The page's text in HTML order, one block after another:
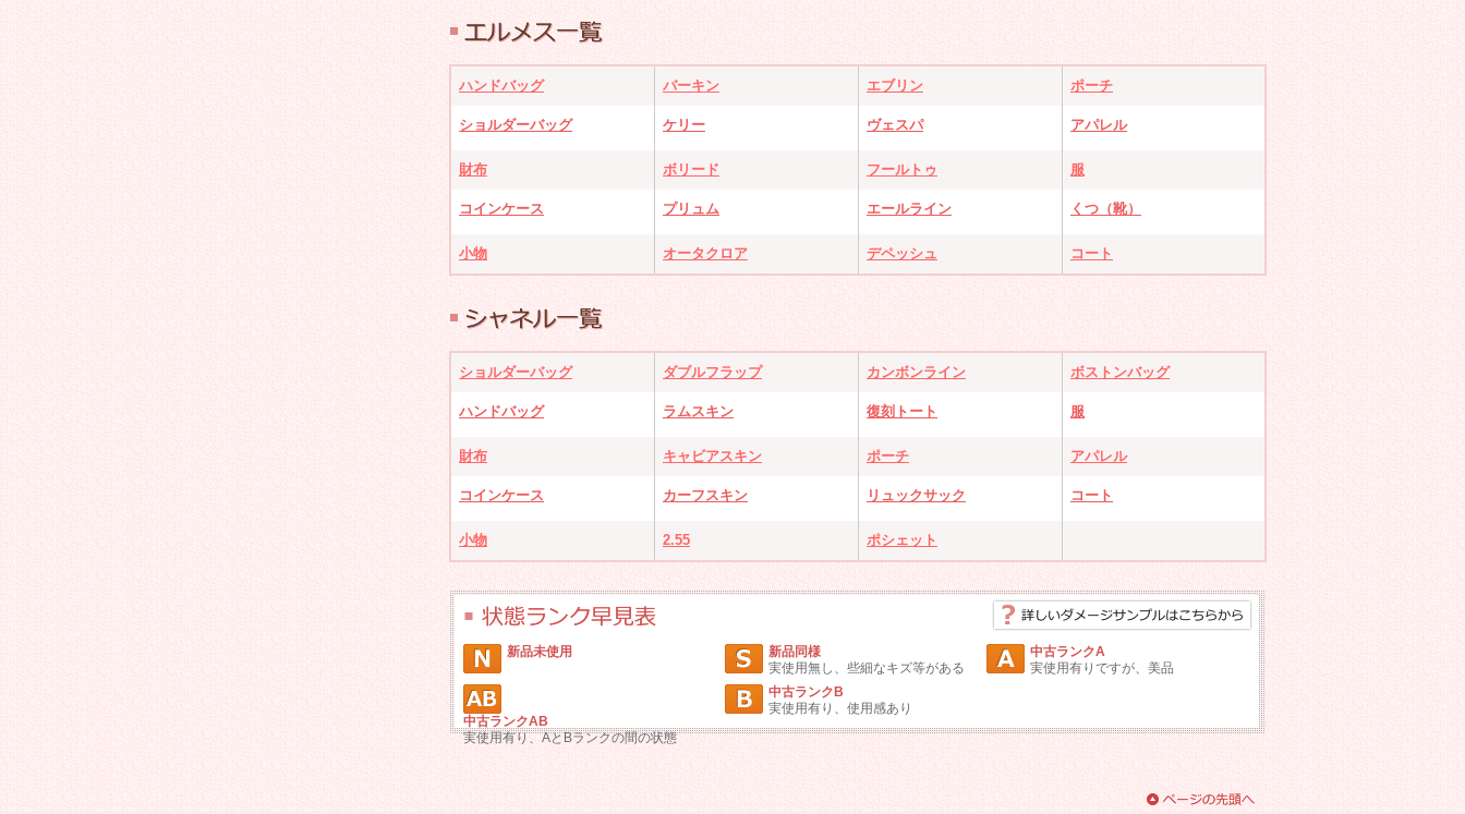
ハンドバッグ バーキン エブリン ポーチ
ショルダーバッグ ケリー ヴェスパ アパレル
財布 ボリード フールトゥ 服
コインケース プリュム エールライン くつ（靴）
小物 オータクロア デペッシュ コート
ショルダーバッグ ダブルフラップ カンボンライン ボストンバッグ
ハンドバッグ ラムスキン 復刻トート 服
財布 キャビアスキン ポーチ アパレル
コインケース カーフスキン リュックサック コート
小物 2.55 ポシェット
新品未使用
新品同様
実使用無し、些細なキズ等がある
中古ランクA
実使用有りですが、美品
中古ランクAB
実使用有り、AとBランクの間の状態
中古ランクB
実使用有り、使用感あり